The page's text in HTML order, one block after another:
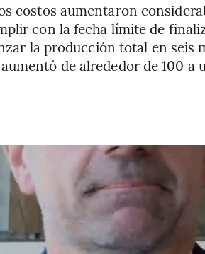
costos aumentaron
con la fecha límite de
la producción total en seis
de alrededor de 100 a